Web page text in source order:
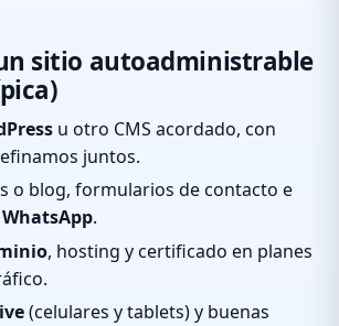
sitio autoadministrable
u otro CMS acordado, con
juntos.
o blog, formularios de contacto e
WhatsApp.
, hosting y certificado en planes
(celulares y tablets) y buenas